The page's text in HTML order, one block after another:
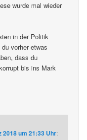
wurde mal wieder
in der Politik
vorher etwas
dass du
bis ins Mark
2018 um 21:33 Uhr: